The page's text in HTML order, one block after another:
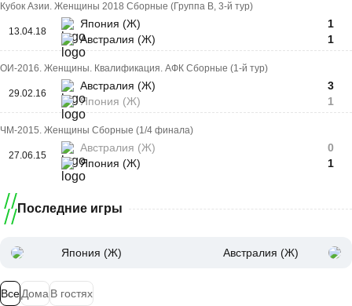
Кубок Азии. Женщины 2018 Сборные (Группа B, 3-й тур)
13.04.18
Япония (Ж)
Австралия (Ж)
1
1
ОИ-2016. Женщины. Квалификация. АФК Сборные (1-й тур)
29.02.16
Австралия (Ж)
Япония (Ж)
3
1
ЧМ-2015. Женщины Сборные (1/4 финала)
27.06.15
Австралия (Ж)
Япония (Ж)
0
1
Последние игры
Япония (Ж) Австралия (Ж)
ВсеДома В гостях